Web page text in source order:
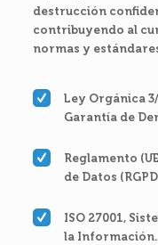
destrucción
contribuyendo al
normas y
Ley Orgánica
Garantía de
Reglamento
de Datos
ISO 27001,
la Información.